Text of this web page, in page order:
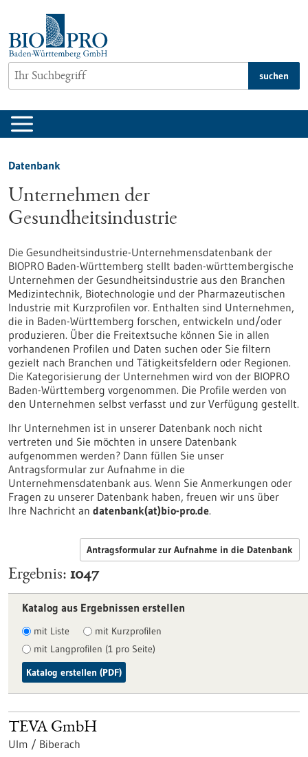
springen
suchen
Datenbank
Unternehmen der
Gesundheitsindustrie
Die Gesundheitsindustrie-Unternehmensdatenbank der
BIOPRO Baden-Württemberg stellt baden-württembergische
Unternehmen der Gesundheitsindustrie aus den Branchen
Medizintechnik, Biotechnologie und der Pharmazeutischen
Industrie mit Kurzprofilen vor. Enthalten sind Unternehmen,
die in Baden-Württemberg forschen, entwickeln und/oder
produzieren. Über die Freitextsuche können Sie in allen
vorhandenen Profilen und Daten suchen oder Sie filtern
gezielt nach Branchen und Tätigkeitsfeldern oder Regionen.
Die Kategorisierung der Unternehmen wird von der BIOPRO
Baden-Württemberg vorgenommen. Die Profile werden von
den Unternehmen selbst verfasst und zur Verfügung gestellt.
Ihr Unternehmen ist in unserer Datenbank noch nicht
vertreten und Sie möchten in unsere Datenbank
aufgenommen werden? Dann füllen Sie unser
Antragsformular zur Aufnahme in die
Unternehmensdatenbank aus. Wenn Sie Anmerkungen oder
Fragen zu unserer Datenbank haben, freuen wir uns über
Ihre Nachricht an datenbank(at)bio-pro.de.
Antragsformular zur Aufnahme in die Datenbank
Ergebnis 1047
Katalog aus Ergebnissen erstellen
mit Liste
mit Kurzprofilen
mit Langprofilen (1 pro Seite)
Katalog erstellen (PDF)
TEVA GmbH
Ulm / Biberach